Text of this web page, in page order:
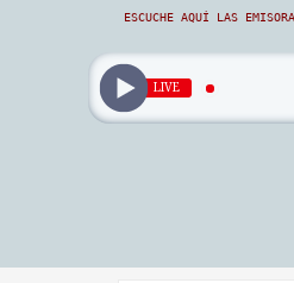
ESCUCHE AQUÍ LAS
LIVE